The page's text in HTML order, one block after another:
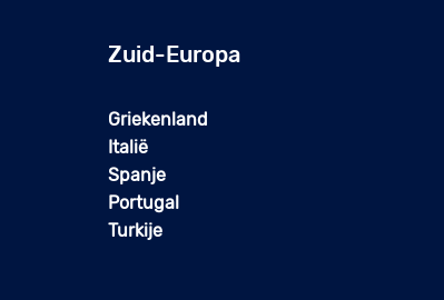
Zuid-Europa
Griekenland
Italië
Spanje
Portugal
Turkije